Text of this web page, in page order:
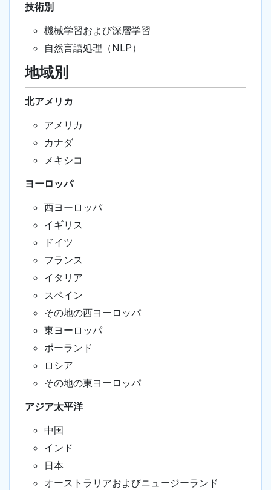
技術別
機械学習および深層学習
自然言語処理（NLP）
地域別
北アメリカ
アメリカ
カナダ
メキシコ
ヨーロッパ
西ヨーロッパ
イギリス
ドイツ
フランス
イタリア
スペイン
その地の西ヨーロッパ
東ヨーロッパ
ポーランド
ロシア
その地の東ヨーロッパ
アジア太平洋
中国
インド
日本
オーストラリアおよびニュージーランド